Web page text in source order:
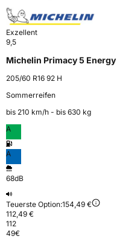
Exzellent
9,5
Michelin Primacy 5 Energy
205/60 R16 92 H
Sommerreifen
bis 210 km⁠/⁠h - bis 630 kg
A
A
68dB
Teuerste Option:154,49 €
112,49 €
112
49€